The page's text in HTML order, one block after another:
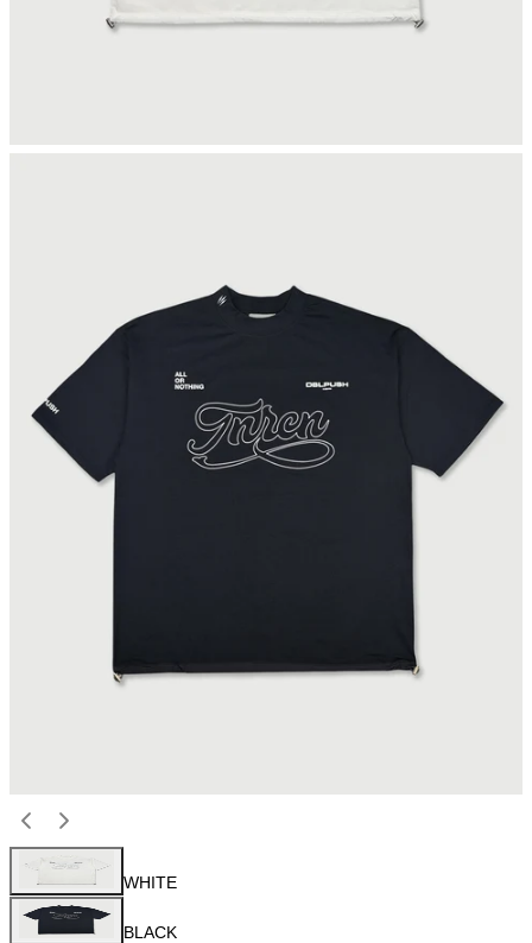
WHITE
BLACK